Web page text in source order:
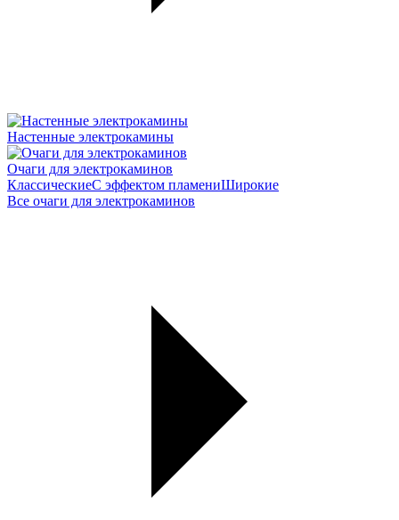
Настенные электрокамины
Очаги для электрокаминов
КлассическиеС эффектом пламениШирокие
Все очаги для электрокаминов